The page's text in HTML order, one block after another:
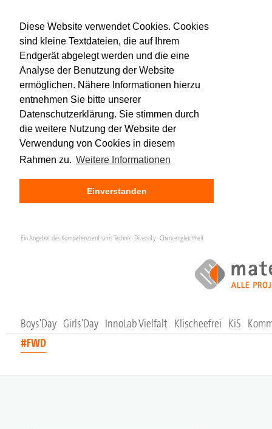
Diese Website verwendet Cookies. Cookies
sind kleine Textdateien, die auf Ihrem
Endgerät abgelegt werden und die eine
Analyse der Benutzung der Website
ermöglichen. Nähere Informationen hierzu
entnehmen Sie bitte unserer
Datenschutzerklärung. Sie stimmen durch
die weitere Nutzung der Website der
Verwendung von Cookies in diesem
Rahmen zu. Weitere Informationen
Einverstanden
Ein Angebot des Kompetenzzentrums Technik · Diversity · Chancengleichheit
Boys'Day Girls'Day InnoLab Vielfalt Klischeefrei KiS
#FWD